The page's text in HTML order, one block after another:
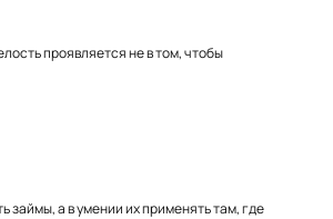
проявляется не в том, чтобы
займы, а в умении их применять там, где